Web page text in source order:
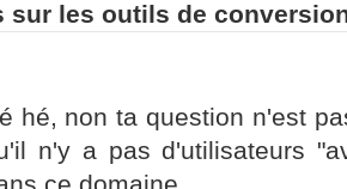
sur les outils de
hé, non ta question n'est
n'y a pas d'utilisateurs